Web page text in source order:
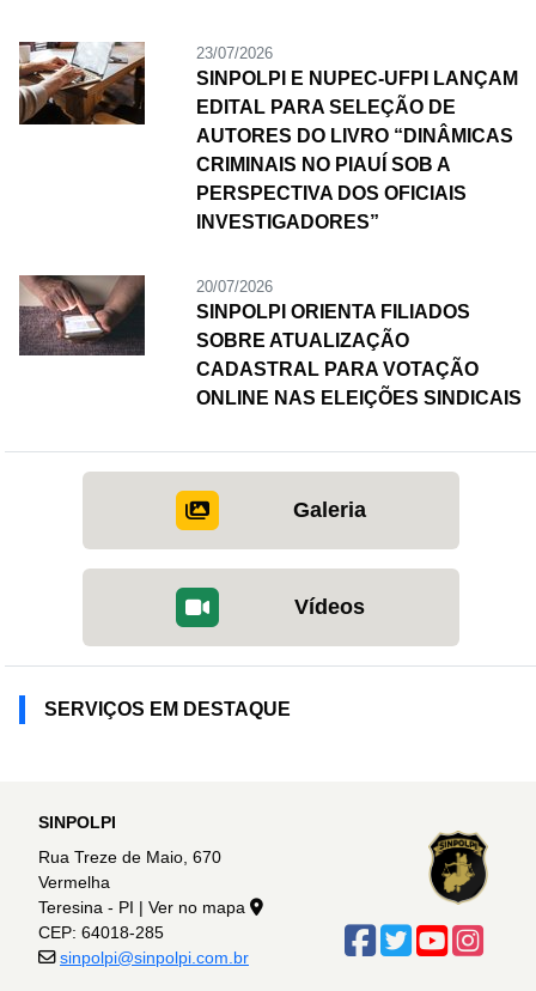
23/07/2026
SINPOLPI E NUPEC-UFPI LANÇAM
EDITAL PARA SELEÇÃO DE
AUTORES DO LIVRO “DINÂMICAS
CRIMINAIS NO PIAUÍ SOB A
PERSPECTIVA DOS OFICIAIS
INVESTIGADORES”
20/07/2026
SINPOLPI ORIENTA FILIADOS
SOBRE ATUALIZAÇÃO
CADASTRAL PARA VOTAÇÃO
ONLINE NAS ELEIÇÕES SINDICAIS
Galeria
Vídeos
SERVIÇOS EM DESTAQUE
SINPOLPI
Rua Treze de Maio, 670
Vermelha
Teresina - PI | Ver no mapa
CEP: 64018-285
sinpolpi@sinpolpi.com.br